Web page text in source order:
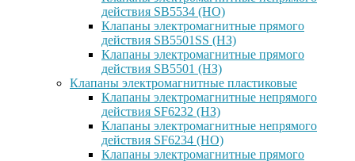
действия SB5534 (НО)
Клапаны электромагнитные прямого
действия SB5501SS (НЗ)
Клапаны электромагнитные прямого
действия SB5501 (НЗ)
Клапаны электромагнитные пластиковые
Клапаны электромагнитные непрямого
действия SF6232 (НЗ)
Клапаны электромагнитные непрямого
действия SF6234 (НО)
Клапаны электромагнитные прямого